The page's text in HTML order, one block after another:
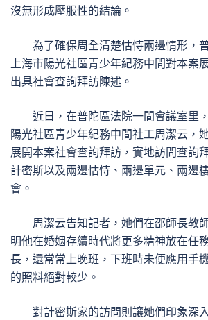
沒無形成壓服性的結論。
為了確保周全清楚怙恃兩邊情形，
上海市陽光社區青少年紀務中間對本案
出具社會查詢拜訪陳述。
近日，在普陀區法院一間會議室里
陽光社區青少年紀務中間社工周潔云，
展開本案社會查詢拜訪，實地訪問查詢
計密斯以及兩邊怙恃、兩邊單元、兩邊
會。
周潔云告知記者，她們在邵師長教
明他在婚姻存續時代將更多精神放在任
長，還常常上晚班，下班時未便應用手
的照料絕對較少。
對計密斯家的訪問則讓她們印象